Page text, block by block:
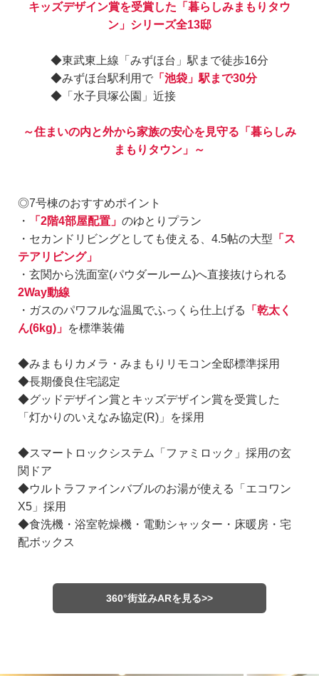
キッズデザイン賞を受賞した「暮らしみまもりタウ
ン」シリーズ全13邸
◆東武東上線「みずほ台」駅まで徒歩16分
◆みずほ台駅利用で 「池袋」駅まで30分
◆「水子貝塚公園」近接
～住まいの内と外から家族の安心を見守る「暮らしみ
まもりタウン」～
◎7号棟のおすすめポイント
・
「2階4部屋配置」 のゆとりプラン
・セカンドリビングとしても使える、4.5帖の大型 「ス
テアリビング」
・玄関から洗面室(パウダールーム)へ直接抜けられる
2Way動線
・ガスのパワフルな温風でふっくら仕上げる
「乾太く
ん(6kg)」 を標準装備
◆みまもりカメラ・みまもりリモコン全邸標準採用
◆長期優良住宅認定
◆グッドデザイン賞とキッズデザイン賞を受賞した
「灯かりのいえなみ協定(R)」を採用
◆スマートロックシステム「ファミロック」採用の玄
関ドア
◆ウルトラファインバブルのお湯が使える「エコワン
X5」採用
◆食洗機・浴室乾燥機・電動シャッター・床暖房・宅
配ボックス
360°街並みARを見る>>